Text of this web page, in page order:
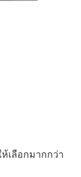
เลือกมากกว่า